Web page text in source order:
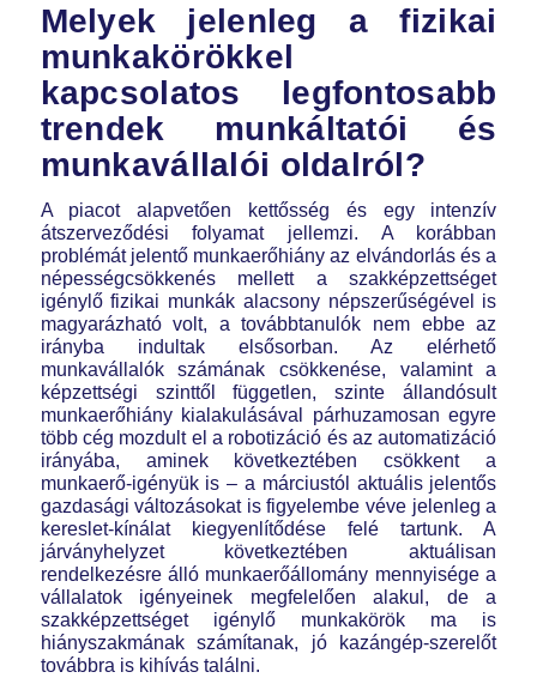
Melyek jelenleg a fizikai
munkakörökkel
kapcsolatos legfontosabb
trendek munkáltatói és
munkavállalói oldalról?
A piacot alapvetően kettősség és egy intenzív
átszerveződési folyamat jellemzi. A korábban
problémát jelentő munkaerőhiány az elvándorlás és a
népességcsökkenés mellett a szakképzettséget
igénylő fizikai munkák alacsony népszerűségével is
magyarázható volt, a továbbtanulók nem ebbe az
irányba indultak elsősorban. Az elérhető
munkavállalók számának csökkenése, valamint a
képzettségi szinttől független, szinte állandósult
munkaerőhiány kialakulásával párhuzamosan egyre
több cég mozdult el a robotizáció és az automatizáció
irányába, aminek következtében csökkent a
munkaerő-igényük is – a márciustól aktuális jelentős
gazdasági változásokat is figyelembe véve jelenleg a
kereslet-kínálat kiegyenlítődése felé tartunk. A
járványhelyzet következtében aktuálisan
rendelkezésre álló munkaerőállomány mennyisége a
vállalatok igényeinek megfelelően alakul, de a
szakképzettséget igénylő munkakörök ma is
hiányszakmának számítanak, jó kazángép-szerelőt
továbbra is kihívás találni.